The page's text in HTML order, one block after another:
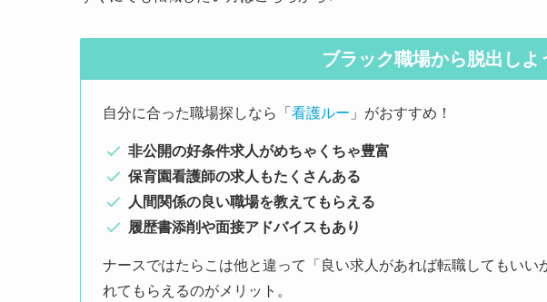
ブラック職場から脱出しよ
自分に合った職場探しなら「 看護ルー 」がおすすめ！
非公開の好条件求人がめちゃくちゃ豊富
保育園看護師の求人もたくさんある
人間関係の良い職場を教えてもらえる
履歴書添削や面接アドバイスもあり
ナースではたらこは他と違って「良い求人があれば転職してもいい
れてもらえるのがメリット。